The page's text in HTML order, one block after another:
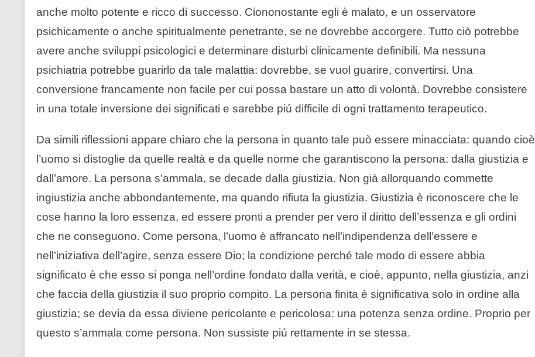
anche molto potente e ricco di successo. Ciononostante egli è malato, e un osservatore
psichicamente o anche spiritualmente penetrante, se ne dovrebbe accorgere. Tutto ciò potrebbe
avere anche sviluppi psicologici e determinare disturbi clinicamente definibili. Ma nessuna
psichiatria potrebbe guarirlo da tale malattia: dovrebbe, se vuol guarire, convertirsi. Una
conversione francamente non facile per cui possa bastare un atto di volontà. Dovrebbe consistere
in una totale inversione dei significati e sarebbe piú difficile di ogni trattamento terapeutico.
Da simili riflessioni appare chiaro che la persona in quanto tale può essere minacciata: quando cioè
l’uomo si distoglie da quelle realtà e da quelle norme che garantiscono la persona: dalla giustizia e
dall’amore. La persona s’ammala, se decade dalla giustizia. Non già allorquando commette
ingiustizia anche abbondantemente, ma quando rifiuta la giustizia. Giustizia è riconoscere che le
cose hanno la loro essenza, ed essere pronti a prender per vero il diritto dell’essenza e gli ordini
che ne conseguono. Come persona, l’uomo è affrancato nell’indipendenza dell’essere e
nell’iniziativa dell’agire, senza essere Dio; la condizione perché tale modo di essere abbia
significato è che esso si ponga nell’ordine fondato dalla verità, e cioè, appunto, nella giustizia, anzi
che faccia della giustizia il suo proprio compito. La persona finita è significativa solo in ordine alla
giustizia; se devia da essa diviene pericolante e pericolosa: una potenza senza ordine. Proprio per
questo s’ammala come persona. Non sussiste piú rettamente in se stessa.